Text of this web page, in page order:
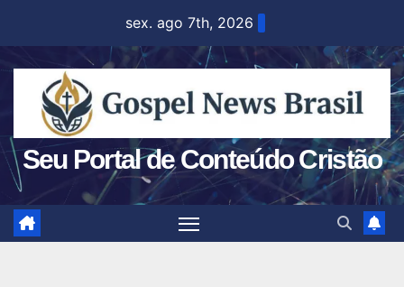
content
sex. ago 7th, 2026
Seu Portal de Conteúdo Cristão